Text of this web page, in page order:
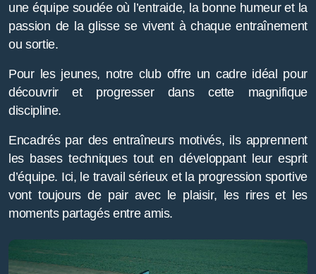
une équipe soudée où l’entraide, la bonne humeur et la
passion de la glisse se vivent à chaque entraînement
ou sortie.
Pour les jeunes, notre club offre un cadre idéal pour
découvrir et progresser dans cette magnifique
discipline.
Encadrés par des entraîneurs motivés, ils apprennent
les bases techniques tout en développant leur esprit
d’équipe. Ici, le travail sérieux et la progression sportive
vont toujours de pair avec le plaisir, les rires et les
moments partagés entre amis.